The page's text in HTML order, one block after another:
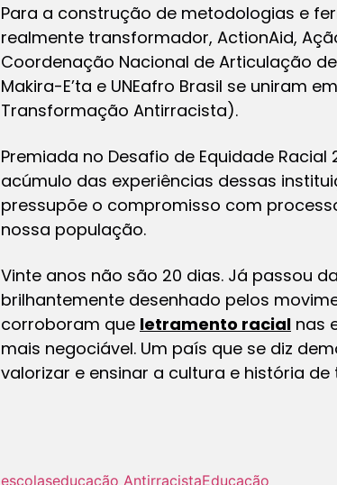
Para a construção de metodologias e
realmente transformador, ActionAid,
Coordenação Nacional de Articulação
Makira-E’ta e UNEafro Brasil se uniram
Transformação Antirracista).
Premiada no Desafio de Equidade
acúmulo das experiências dessas
pressupõe o compromisso com
nossa população.
Vinte anos não são 20 dias. Já passou
brilhantemente desenhado pelos
corroboram que letramento racial nas
mais negociável. Um país que se diz
valorizar e ensinar a cultura e história
escolaseducação AntirracistaEducação